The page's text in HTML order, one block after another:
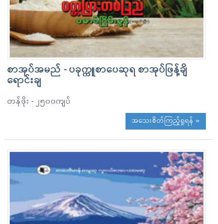
စာအုပ်အမည် - ပခုက္ကူစာပေဆုရ စာအုပ်ဖြန့်ချိ
ရောင်းချ
တန်ဖိုး - ၂၅၀၀ကျပ်
အသေးစိတ်ကြည့်ရှုရန် »